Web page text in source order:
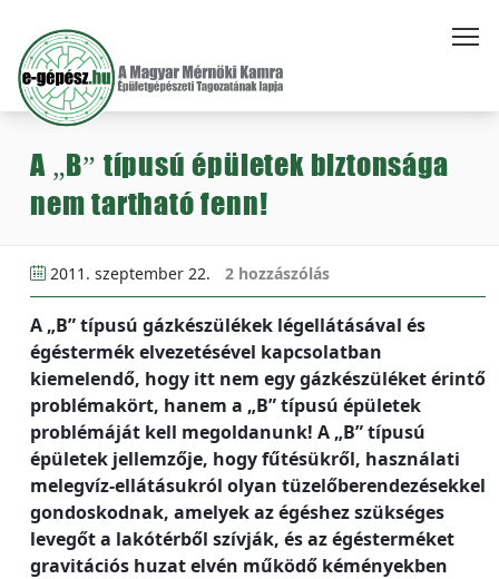
A „B” típusú épületek biztonsága
nem tartható fenn!
2011. szeptember 22. 2 hozzászólás
A „B” típusú gázkészülékek légellátásával és
égéstermék elvezetésével kapcsolatban
kiemelendő, hogy itt nem egy gázkészüléket érintő
problémakört, hanem a „B” típusú épületek
problémáját kell megoldanunk! A „B” típusú
épületek jellemzője, hogy fűtésükről, használati
melegvíz-ellátásukról olyan tüzelőberendezésekkel
gondoskodnak, amelyek az égéshez szükséges
levegőt a lakótérből szívják, és az égésterméket
gravitációs huzat elvén működő kéményekben